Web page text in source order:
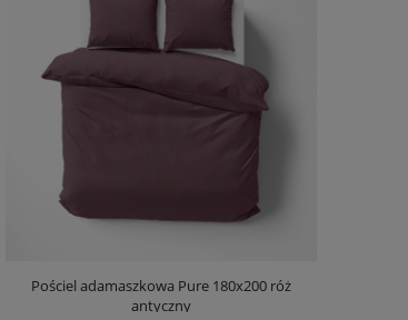
Pościel adamaszkowa Pure 180x200 róż
antyczny